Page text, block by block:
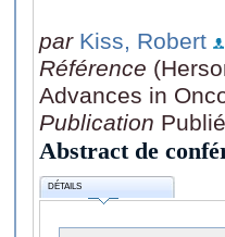
par Kiss, Robert
Référence
Advances in
Publication
Abstract de
DÉTAILS